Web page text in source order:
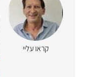
קראו עליי